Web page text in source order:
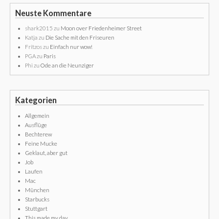
Neuste Kommentare
shark2015 zu Moon over Friedenheimer Street
Katja zu Die Sache mit den Friseuren
Fritzoszu Einfach nur wow!
PGAzu Paris
Phi zu Ode an die Neunziger
Kategorien
Allgemein
Ausflüge
Bechterew
Feine Mucke
Geklaut, aber gut
Job
Laufen
Mac
München
Starbucks
Stuttgart